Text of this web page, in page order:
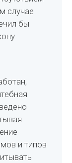
случае
бы
и типов